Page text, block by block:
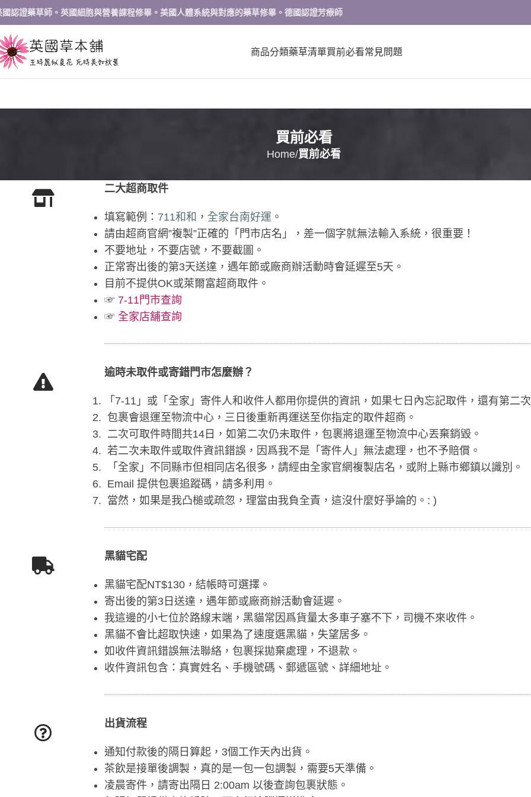
國認證藥草師。英國細胞與營養課程修畢。美國人體系統與對應的藥草修畢。德國認證芳療師
商品分類藥草清單買前必看常見問題
買前必看
Home 買前必看
二大超商取件
填寫範例： 711和和 ， 全家台南好運 。
請由超商官網”複製”正確的「門市店名」，差一個字就無法輸入系統，很重要！
不要地址，不要店號，不要截圖。
正常寄出後的第3天送達，遇年節或廠商辦活動時會延遲至5天。
目前不提供OK或萊爾富超商取件。
☞ 7-11門市查詢
☞ 全家店舖查詢
逾時未取件或寄錯門市怎麼辦？
「7-11」或「全家」寄件人和收件人都用你提供的資訊，如果七日內忘記取件，還有第二
包裹會退運至物流中心，三日後重新再運送至你指定的取件超商。
二次可取件時間共14日，如第二次仍未取件，包裹將退運至物流中心丟棄銷毀。
若二次未取件或取件資訊錯誤，因爲我不是「寄件人」無法處理，也不予賠償。
「全家」不同縣市但相同店名很多，請經由全家官網複製店名，或附上縣市鄉鎮以識別。
Email 提供包裹追蹤碼，請多利用。
當然，如果是我凸槌或疏忽，理當由我負全責，這沒什麼好爭論的。: )
黑貓宅配
黑貓宅配NT$130，結帳時可選擇。
寄出後的第3日送達，遇年節或廠商辦活動會延遲。
我這邊的小七位於路線末端，黑貓常因爲貨量太多車子塞不下，司機不來收件。
黑貓不會比超取快速，如果為了速度選黑貓，失望居多。
如收件資訊錯誤無法聯絡，包裹採拋棄處理，不退款。
收件資訊包含：真實姓名、手機號碼、郵遞區號、詳細地址。
出貨流程
通知付款後的隔日算起，3個工作天內出貨。
茶飲是接單後調製，真的是一包一包調製，需要5天準備。
凌晨寄件，請寄出隔日 2:00am 以後查詢包裹狀態。